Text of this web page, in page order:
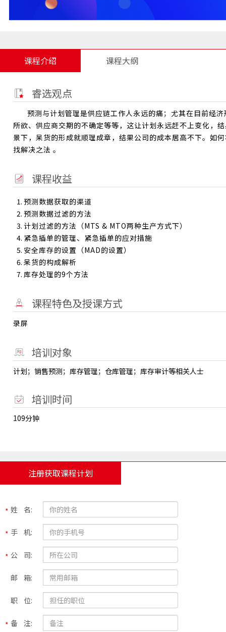
课程介绍 课程大纲
睿选观点
预测与计划管理是供应链工作人永远的痛；尤其在目前经
所欲、供应商交期的不确定等等，这让计划永远赶不上变化，
景下，呆货的形成就顺理成章，结果公司的成本居高不下。如
找解决之法 。
课程收益
预测数据获取的渠道
预测数据过滤的方法
计划过滤的方法（MTS & MTO两种生产方式下）
紧急插单的管理、紧急插单的应对措施
安全库存的设置（MAD的设置）
呆货的构成解析
库存处理的9个方法
课程特色及授课方式
录屏
培训对象
计划；销售预测；库存管理；仓库管理；库存审计等相关人士
培训时间
109分钟
注册获取课程计划
姓 名:
手 机:
公 司:
邮 箱:
职 位:
备 注: